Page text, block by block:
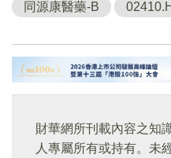
同源康醫藥-B
財華網所刊載內容之知
人專屬所有或持有。未